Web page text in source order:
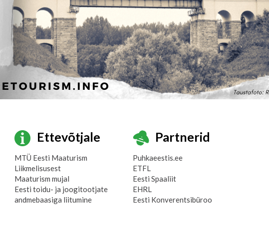
Ettevõtjale
MTÜ Eesti Maaturism
Liikmelisusest
Maaturism mujal
Eesti toidu- ja joogitootjate
andmebaasiga liitumine
Partnerid
Puhkaeestis.ee
ETFL
Eesti Spaaliit
EHRL
Eesti Konverentsibüroo